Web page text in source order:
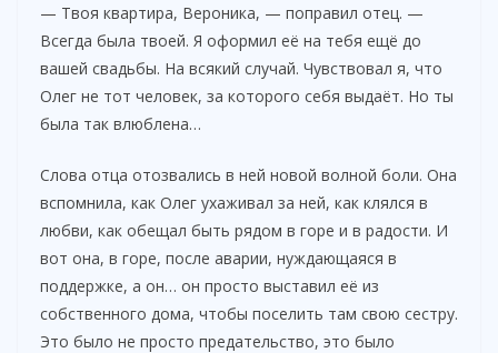
— Твоя квартира, Вероника, — поправил отец. —
Всегда была твоей. Я оформил её на тебя ещё до
вашей свадьбы. На всякий случай. Чувствовал я, что
Олег не тот человек, за которого себя выдаёт. Но ты
была так влюблена…
Слова отца отозвались в ней новой волной боли. Она
вспомнила, как Олег ухаживал за ней, как клялся в
любви, как обещал быть рядом в горе и в радости. И
вот она, в горе, после аварии, нуждающаяся в
поддержке, а он… он просто выставил её из
собственного дома, чтобы поселить там свою сестру.
Это было не просто предательство, это было